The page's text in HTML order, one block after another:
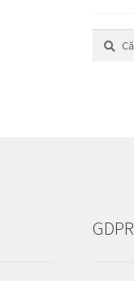
Caută
GDPR